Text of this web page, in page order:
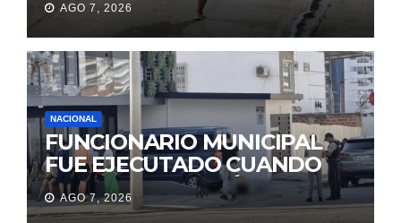
BRINCANDO.
AGO 7, 2026
NACIONAL
FUNCIONARIO MUNICIPAL
FUE EJECUTADO CUANDO
IBA A UNA REUNIÓN DE
TRABAJO EN MANTA
AGO 7, 2026